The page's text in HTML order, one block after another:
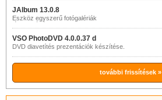
JAlbum 13.0.8
Eszköz egyszerű fotógalériák
létrehozásához az interneten.
VSO PhotoDVD 4.0.0.37 d
DVD diavetítés prezentációk készítése.
további frissítések »